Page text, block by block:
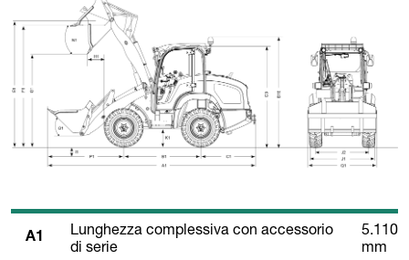
A1
Lunghezza complessiva con accessorio
di serie
5.110
mm